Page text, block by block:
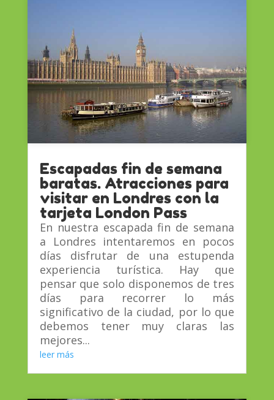
Escapadas fin de semana
baratas. Atracciones para
visitar en Londres con la
tarjeta London Pass
En nuestra escapada fin de semana
a Londres intentaremos en pocos
días disfrutar de una estupenda
experiencia turística. Hay que
pensar que solo disponemos de tres
días para recorrer lo más
significativo de la ciudad, por lo que
debemos tener muy claras las
mejores...
leer más